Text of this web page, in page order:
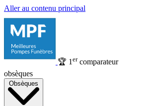
Aller au contenu principal
🏆 1 ercomparateur
obsèques
Obsèques